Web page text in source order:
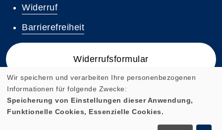
Widerruf
Barrierefreiheit
Widerrufsformular
Cookie Einstellungen
Wir speichern und verarbeiten Ihre personenbezogenen
Informationen für folgende Zwecke:
Speicherung von Einstellungen dieser Anwendung,
Funktionelle Cookies, Essenzielle Cookies.